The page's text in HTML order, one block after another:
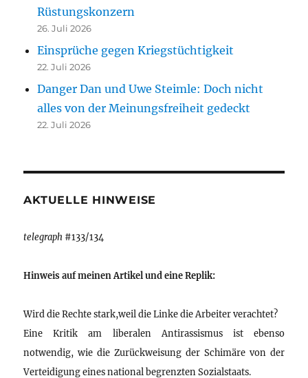
Rüstungskonzern
26. Juli 2026
Einsprüche gegen Kriegstüchtigkeit
22. Juli 2026
Danger Dan und Uwe Steimle: Doch nicht
alles von der Meinungsfreiheit gedeckt
22. Juli 2026
AKTUELLE HINWEISE
telegraph #133/134
Hinweis auf meinen Artikel und eine Replik:
Wird die Rechte stark,weil die Linke die Arbeiter verachtet?
Eine Kritik am liberalen Antirassismus ist ebenso
notwendig, wie die Zurückweisung der Schimäre von der
Verteidigung eines national begrenzten Sozialstaats.